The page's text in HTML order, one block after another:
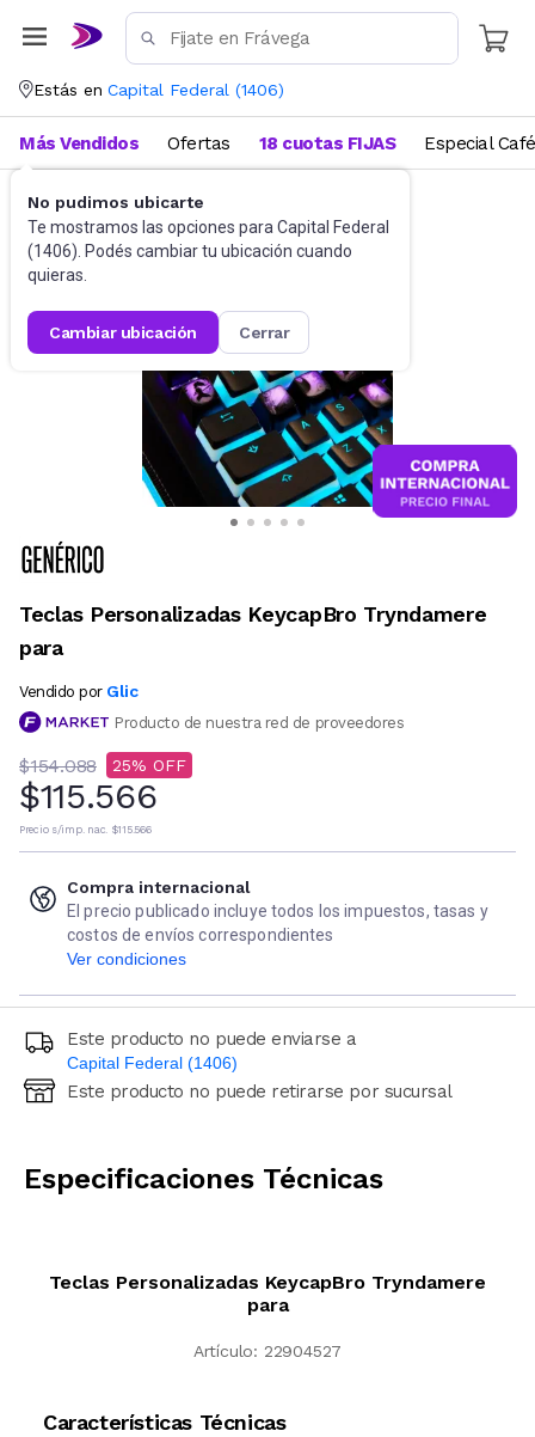
Estás en Capital Federal (1406)
No pudimos ubicarte
Te mostramos las opciones para Capital Federal
(1406). Podés cambiar tu ubicación cuando
quieras.
cambiar ubicación cerrar
Más Vendidos Ofertas 18 cuotas FIJAS Especial Café
Videojuegos Accesorios
Teclas Personalizadas KeycapBro Tryndamere
para
Vendido por Glic
Producto de nuestra red de proveedores
$154.088 25
$115.566
Precio s/imp. nac. $115.566
Compra internacional
El precio publicado incluye todos los impuestos, tasas y
costos de envíos correspondientes
Ver condiciones
Este producto no puede enviarse a
Capital Federal (1406)
Ingresá código postal (sólo números)
Este producto no puede retirarse por sucursal
Especificaciones Técnicas
Teclas Personalizadas KeycapBro Tryndamere
para
Artículo: 22904527
Características Técnicas